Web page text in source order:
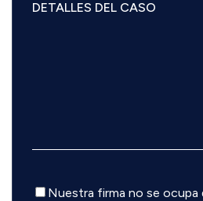
Descargo
Nuestra firma no se ocupa